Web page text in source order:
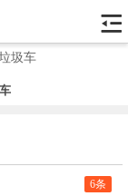
圾车
6条